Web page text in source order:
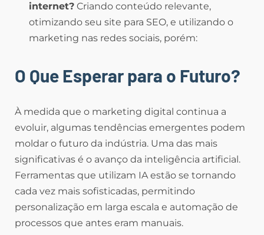
internet? Criando conteúdo relevante,
otimizando seu site para SEO, e utilizando o
marketing nas redes sociais, porém:
O Que Esperar para o Futuro?
À medida que o marketing digital continua a
evoluir, algumas tendências emergentes podem
moldar o futuro da indústria. Uma das mais
significativas é o avanço da inteligência artificial.
Ferramentas que utilizam IA estão se tornando
cada vez mais sofisticadas, permitindo
personalização em larga escala e automação de
processos que antes eram manuais.